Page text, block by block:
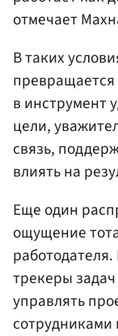
отмечает
В таких
в инструмент
цели,
связь,
влиять на
Еще один
ощущение
трекеры
управлять
сотрудниками